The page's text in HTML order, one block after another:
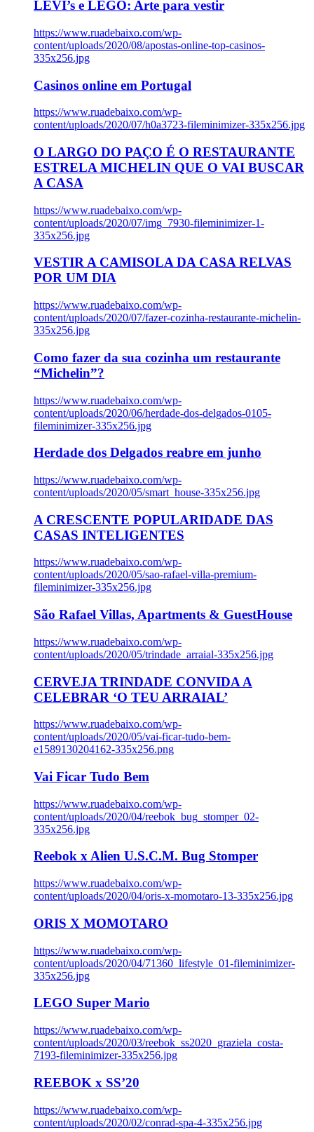
LEVI’s e LEGO: Arte para vestir
https://www.ruadebaixo.com/wp-
content/uploads/2020/08/apostas-online-top-casinos-
335x256.jpg
Casinos online em Portugal
https://www.ruadebaixo.com/wp-
content/uploads/2020/07/h0a3723-fileminimizer-335x256.jpg
O LARGO DO PAÇO É O RESTAURANTE
ESTRELA MICHELIN QUE O VAI BUSCAR
A CASA
https://www.ruadebaixo.com/wp-
content/uploads/2020/07/img_7930-fileminimizer-1-
335x256.jpg
VESTIR A CAMISOLA DA CASA RELVAS
POR UM DIA
https://www.ruadebaixo.com/wp-
content/uploads/2020/07/fazer-cozinha-restaurante-michelin-
335x256.jpg
Como fazer da sua cozinha um restaurante
“Michelin”?
https://www.ruadebaixo.com/wp-
content/uploads/2020/06/herdade-dos-delgados-0105-
fileminimizer-335x256.jpg
Herdade dos Delgados reabre em junho
https://www.ruadebaixo.com/wp-
content/uploads/2020/05/smart_house-335x256.jpg
A CRESCENTE POPULARIDADE DAS
CASAS INTELIGENTES
https://www.ruadebaixo.com/wp-
content/uploads/2020/05/sao-rafael-villa-premium-
fileminimizer-335x256.jpg
São Rafael Villas, Apartments & GuestHouse
https://www.ruadebaixo.com/wp-
content/uploads/2020/05/trindade_arraial-335x256.jpg
CERVEJA TRINDADE CONVIDA A
CELEBRAR ‘O TEU ARRAIAL’
https://www.ruadebaixo.com/wp-
content/uploads/2020/05/vai-ficar-tudo-bem-
e1589130204162-335x256.png
Vai Ficar Tudo Bem
https://www.ruadebaixo.com/wp-
content/uploads/2020/04/reebok_bug_stomper_02-
335x256.jpg
Reebok x Alien U.S.C.M. Bug Stomper
https://www.ruadebaixo.com/wp-
content/uploads/2020/04/oris-x-momotaro-13-335x256.jpg
ORIS X MOMOTARO
https://www.ruadebaixo.com/wp-
content/uploads/2020/04/71360_lifestyle_01-fileminimizer-
335x256.jpg
LEGO Super Mario
https://www.ruadebaixo.com/wp-
content/uploads/2020/03/reebok_ss2020_graziela_costa-
7193-fileminimizer-335x256.jpg
REEBOK x SS’20
https://www.ruadebaixo.com/wp-
content/uploads/2020/02/conrad-spa-4-335x256.jpg